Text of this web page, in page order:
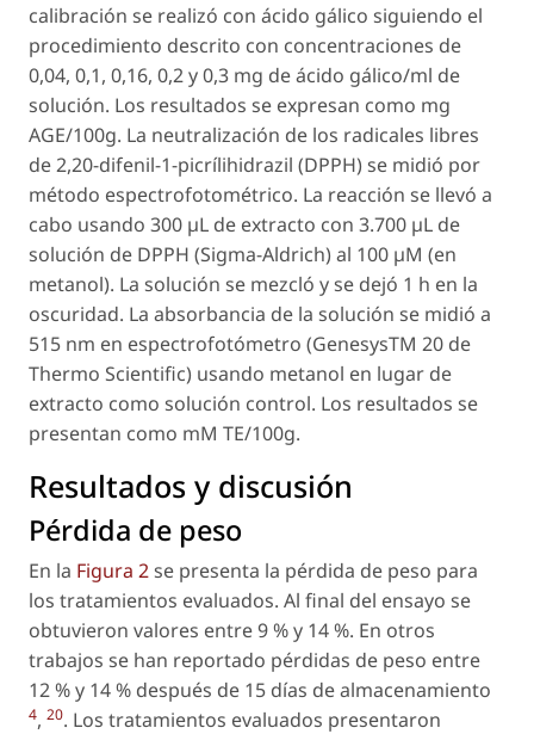
calibración se realizó con ácido gálico siguiendo el
procedimiento descrito con concentraciones de
0,04, 0,1, 0,16, 0,2 y 0,3 mg de ácido gálico/ml de
solución. Los resultados se expresan como mg
AGE/100g. La neutralización de los radicales libres
de 2,20-difenil-1-picrílihidrazil (DPPH) se midió por
método espectrofotométrico. La reacción se llevó a
cabo usando 300 µL de extracto con 3.700 µL de
solución de DPPH (Sigma-Aldrich) al 100 µM (en
metanol). La solución se mezcló y se dejó 1 h en la
oscuridad. La absorbancia de la solución se midió a
515 nm en espectrofotómetro (GenesysTM 20 de
Thermo Scientific) usando metanol en lugar de
extracto como solución control. Los resultados se
presentan como mM TE/100g.
Resultados y discusión
Pérdida de peso
En la Figura 2se presenta la pérdida de peso para
los tratamientos evaluados. Al final del ensayo se
obtuvieron valores entre 9 % y 14 %. En otros
trabajos se han reportado pérdidas de peso entre
12 % y 14 % después de 15 días de almacenamiento
4, 20. Los tratamientos evaluados presentaron